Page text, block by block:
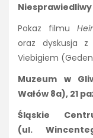
Pokaz filmu
oraz dyskusja z
Viebigiem
Muzeum w
Wałów 8a), 21
Śląskie
(ul.